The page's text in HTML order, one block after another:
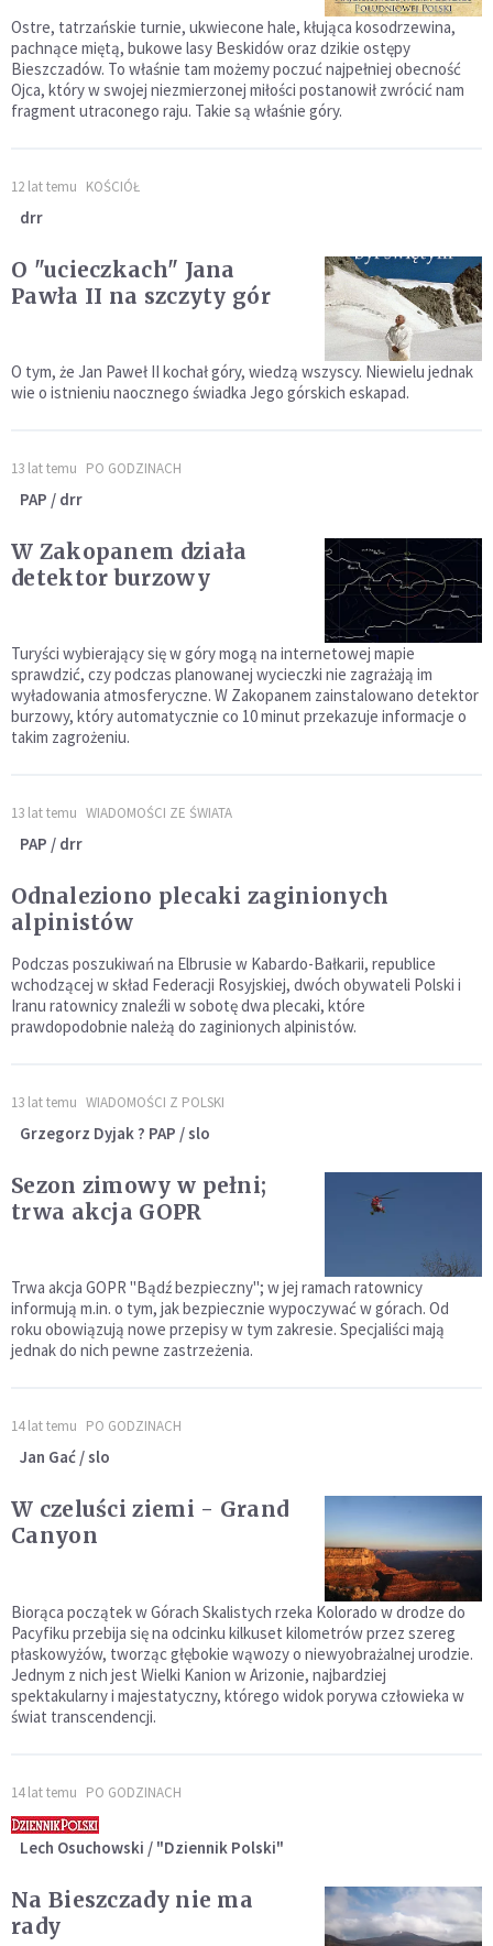
Ostre, tatrzańskie turnie, ukwiecone hale, kłująca kosodrzewina,
pachnące miętą, bukowe lasy Beskidów oraz dzikie ostępy
Bieszczadów. To właśnie tam możemy poczuć najpełniej obecność
Ojca, który w swojej niezmierzonej miłości postanowił zwrócić nam
fragment utraconego raju. Takie są właśnie góry.
12 lat temu KOŚCIÓŁ
drr
O "ucieczkach" Jana
Pawła II na szczyty gór
O tym, że Jan Paweł II kochał góry, wiedzą wszyscy. Niewielu jednak
wie o istnieniu naocznego świadka Jego górskich eskapad.
13 lat temu PO GODZINACH
PAP / drr
W Zakopanem działa
detektor burzowy
Turyści wybierający się w góry mogą na internetowej mapie
sprawdzić, czy podczas planowanej wycieczki nie zagrażają im
wyładowania atmosferyczne. W Zakopanem zainstalowano detektor
burzowy, który automatycznie co 10 minut przekazuje informacje o
takim zagrożeniu.
13 lat temu WIADOMOŚCI ZE ŚWIATA
PAP / drr
Odnaleziono plecaki zaginionych
alpinistów
Podczas poszukiwań na Elbrusie w Kabardo-Bałkarii, republice
wchodzącej w skład Federacji Rosyjskiej, dwóch obywateli Polski i
Iranu ratownicy znaleźli w sobotę dwa plecaki, które
prawdopodobnie należą do zaginionych alpinistów.
13 lat temu WIADOMOŚCI Z POLSKI
Grzegorz Dyjak ? PAP / slo
Sezon zimowy w pełni;
trwa akcja GOPR
Trwa akcja GOPR "Bądź bezpieczny"; w jej ramach ratownicy
informują m.in. o tym, jak bezpiecznie wypoczywać w górach. Od
roku obowiązują nowe przepisy w tym zakresie. Specjaliści mają
jednak do nich pewne zastrzeżenia.
14 lat temu PO GODZINACH
Jan Gać / slo
W czeluści ziemi - Grand
Canyon
Biorąca początek w Górach Skalistych rzeka Kolorado w drodze do
Pacyfiku przebija się na odcinku kilkuset kilometrów przez szereg
płaskowyżów, tworząc głębokie wąwozy o niewyobrażalnej urodzie.
Jednym z nich jest Wielki Kanion w Arizonie, najbardziej
spektakularny i majestatyczny, którego widok porywa człowieka w
świat transcendencji.
14 lat temu PO GODZINACH
Lech Osuchowski / "Dziennik Polski"
Na Bieszczady nie ma
rady